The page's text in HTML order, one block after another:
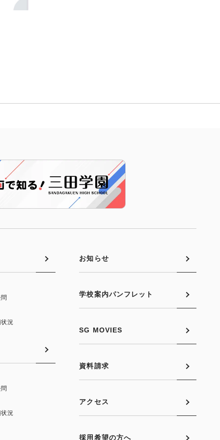
況
況
お知らせ
学校案内パンフレット
SG MOVIES
資料請求
アクセス
採用希望の方へ